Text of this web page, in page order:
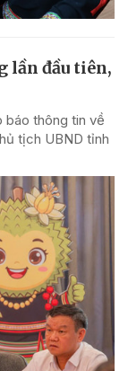
lần đầu tiên,
báo thông tin về
tịch UBND tỉnh